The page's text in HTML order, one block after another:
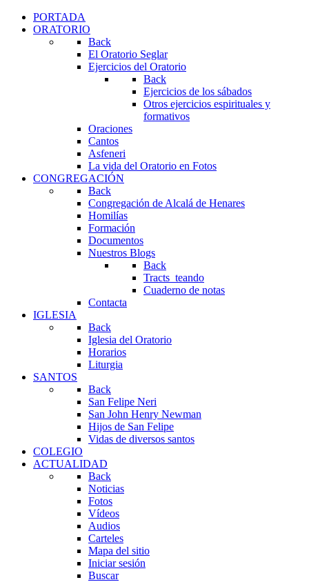
PORTADA
ORATORIO
Back
El Oratorio Seglar
Ejercicios del Oratorio
Back
Ejercicios de los sábados
Otros ejercicios espirituales y
formativos
Oraciones
Cantos
Asfeneri
La vida del Oratorio en Fotos
CONGREGACIÓN
Back
Congregación de Alcalá de Henares
Homilías
Formación
Documentos
Nuestros Blogs
Back
Tracts_teando
Cuaderno de notas
Contacta
IGLESIA
Back
Iglesia del Oratorio
Horarios
Liturgia
SANTOS
Back
San Felipe Neri
San John Henry Newman
Hijos de San Felipe
Vidas de diversos santos
COLEGIO
ACTUALIDAD
Back
Noticias
Fotos
Vídeos
Audios
Carteles
Mapa del sitio
Iniciar sesión
Buscar